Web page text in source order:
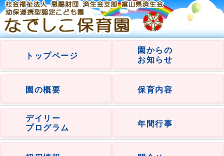
トップページ
園からの
お知らせ
園の概要 保育内容
デイリー
プログラム
年間行事